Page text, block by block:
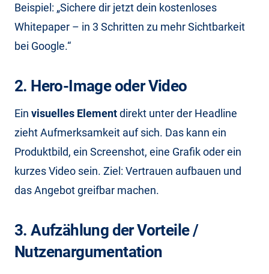
Beispiel: „Sichere dir jetzt dein kostenloses
Whitepaper – in 3 Schritten zu mehr Sichtbarkeit
bei Google.“
2. Hero-Image oder Video
Ein visuelles Elementdirekt unter der Headline
zieht Aufmerksamkeit auf sich. Das kann ein
Produktbild, ein Screenshot, eine Grafik oder ein
kurzes Video sein. Ziel: Vertrauen aufbauen und
das Angebot greifbar machen.
3. Aufzählung der Vorteile /
Nutzenargumentation